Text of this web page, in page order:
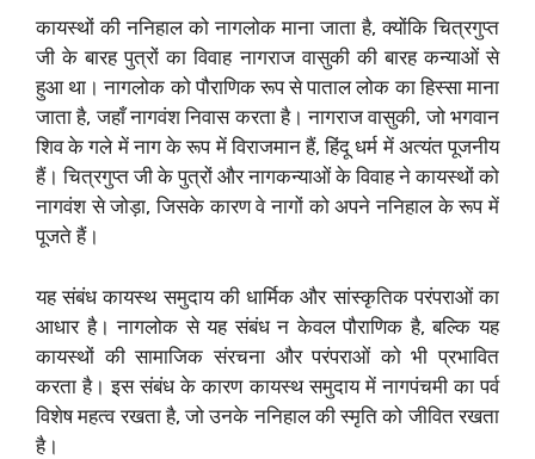
कायस्थों की ननिहाल को नागलोक माना जाता है, क्योंकि चित्रगुप्त
जी के बारह पुत्रों का विवाह नागराज वासुकी की बारह कन्याओं से
हुआ था। नागलोक को पौराणिक रूप से पाताल लोक का हिस्सा माना
जाता है, जहाँ नागवंश निवास करता है। नागराज वासुकी, जो भगवान
शिव के गले में नाग के रूप में विराजमान हैं, हिंदू धर्म में अत्यंत पूजनीय
हैं। चित्रगुप्त जी के पुत्रों और नागकन्याओं के विवाह ने कायस्थों को
नागवंश से जोड़ा, जिसके कारण वे नागों को अपने ननिहाल के रूप में
पूजते हैं।
यह संबंध कायस्थ समुदाय की धार्मिक और सांस्कृतिक परंपराओं का
आधार है। नागलोक से यह संबंध न केवल पौराणिक है, बल्कि यह
कायस्थों की सामाजिक संरचना और परंपराओं को भी प्रभावित
करता है। इस संबंध के कारण कायस्थ समुदाय में नागपंचमी का पर्व
विशेष महत्व रखता है, जो उनके ननिहाल की स्मृति को जीवित रखता
है।